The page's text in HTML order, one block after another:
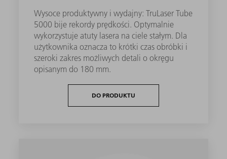
Wysoce produktywny i wydajny: TruLaser Tube
5000 bije rekordy prędkości. Optymalnie
wykorzystuje atuty lasera na ciele stałym. Dla
użytkownika oznacza to krótki czas obróbki i
szeroki zakres możliwych detali o okręgu
opisanym do 180 mm.
DO PRODUKTU